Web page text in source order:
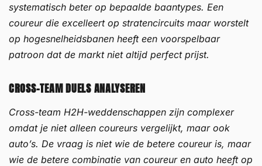
systematisch beter op bepaalde baantypes. Een
coureur die excelleert op stratencircuits maar worstelt
op hogesnelheidsbanen heeft een voorspelbaar
patroon dat de markt niet altijd perfect prijst.
CROSS-TEAM DUELS ANALYSEREN
Cross-team H2H-weddenschappen zijn complexer
omdat je niet alleen coureurs vergelijkt, maar ook
auto’s. De vraag is niet wie de betere coureur is, maar
wie de betere combinatie van coureur en auto heeft op